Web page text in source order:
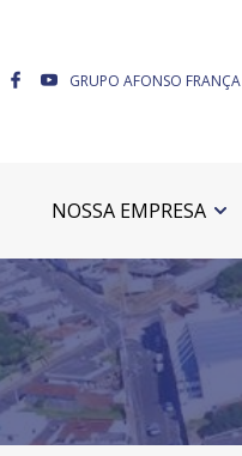
GRUPO AFONSO FRANÇA
NOSSA EMPRESA